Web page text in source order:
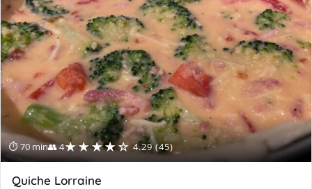
⏱ 70 min👥 4★★★★☆ 4.29 (45)
Quiche Lorraine